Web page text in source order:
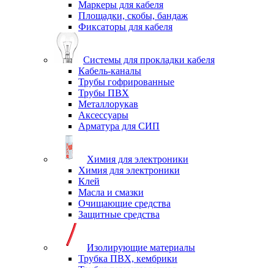
Маркеры для кабеля
Площадки, скобы, бандаж
Фиксаторы для кабеля
Системы для прокладки кабеля
Кабель-каналы
Трубы гофрированные
Трубы ПВХ
Металлорукав
Аксессуары
Арматура для СИП
Химия для электроники
Химия для электроники
Клей
Масла и смазки
Очищающие средства
Защитные средства
Изолирующие материалы
Трубка ПВХ, кембрики